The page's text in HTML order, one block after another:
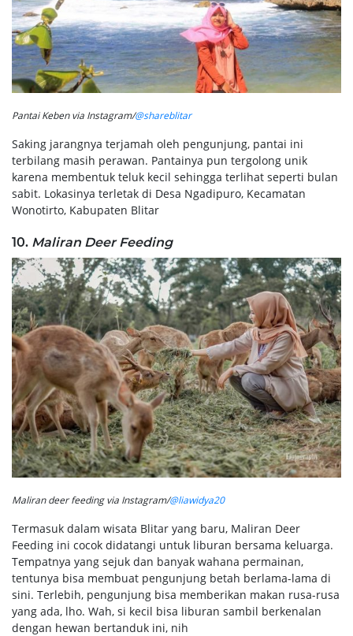
Pantai Keben via Instagram/@shareblitar
Saking jarangnya terjamah oleh pengunjung, pantai ini
terbilang masih perawan. Pantainya pun tergolong unik
karena membentuk teluk kecil sehingga terlihat seperti bulan
sabit. Lokasinya terletak di Desa Ngadipuro, Kecamatan
Wonotirto, Kabupaten Blitar
10. Maliran Deer Feeding
Maliran deer feeding via Instagram/@liawidya20
Termasuk dalam wisata Blitar yang baru, Maliran Deer
Feeding ini cocok didatangi untuk liburan bersama keluarga.
Tempatnya yang sejuk dan banyak wahana permainan,
tentunya bisa membuat pengunjung betah berlama-lama di
sini. Terlebih, pengunjung bisa memberikan makan rusa-rusa
yang ada, lho. Wah, si kecil bisa liburan sambil berkenalan
dengan hewan bertanduk ini, nih